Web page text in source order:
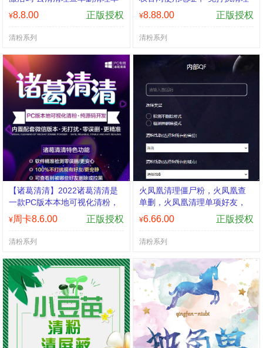
项好友/智能清理死粉
¥8.8.00 正版授权
清粉系列
朋友圈”，清理可选日期 清理图
片，文字，视频，超链接
¥8.88.00 正版授权
清粉系列
【诸葛清清】2022诸葛清清是
一款PC版本本地可视化清粉，
诸葛清清内置配套微信版本，
清粉无打扰，零误删，更精准
¥周卡8.6.00 正版授权
清粉系列
火凤凰清理僵尸粉，火凤凰查
单删，火凤凰清理单项好友，
火凤凰清理死粉，云端清理僵
¥6.66.00 正版授权
清粉系列